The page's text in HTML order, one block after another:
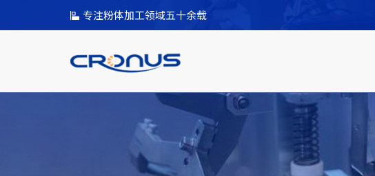
专注粉体加工领域五十余载